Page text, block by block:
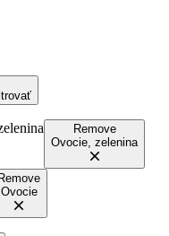
Remove
Ovocie, zelenina
Ovocie